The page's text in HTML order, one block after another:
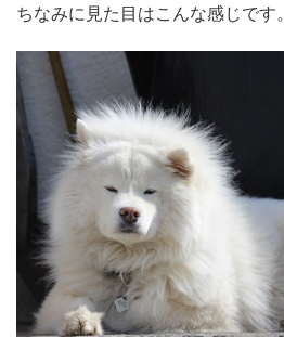
ちなみに見た目はこんな感じです。